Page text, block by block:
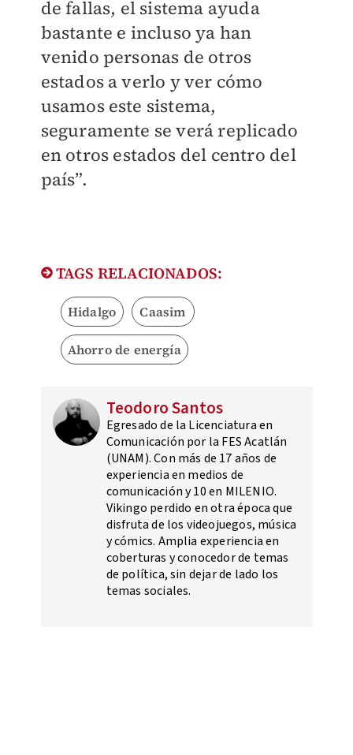
de fallas, el sistema ayuda
bastante e incluso ya han
venido personas de otros
estados a verlo y ver cómo
usamos este sistema,
seguramente se verá replicado
en otros estados del centro del
país”.
TAGS RELACIONADOS:
Hidalgo Caasim
Ahorro de energía
Teodoro Santos
Egresado de la Licenciatura en
Comunicación por la FES Acatlán
(UNAM). Con más de 17 años de
experiencia en medios de
comunicación y 10 en MILENIO.
Vikingo perdido en otra época que
disfruta de los videojuegos, música
y cómics. Amplia experiencia en
coberturas y conocedor de temas
de política, sin dejar de lado los
temas sociales.